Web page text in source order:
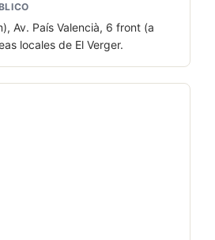
Av. País Valencià, 6 front (a
locales de El Verger.